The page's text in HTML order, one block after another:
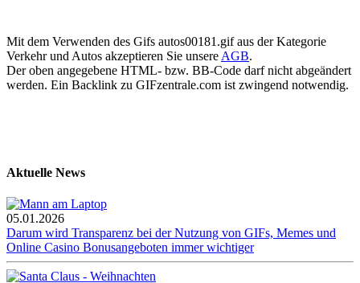
Mit dem Verwenden des Gifs autos00181.gif aus der Kategorie
Verkehr und Autos akzeptieren Sie unsere AGB.
Der oben angegebene HTML- bzw. BB-Code darf nicht abgeändert
werden. Ein Backlink zu GIFzentrale.com ist zwingend notwendig.
Aktuelle News
05.01.2026
Darum wird Transparenz bei der Nutzung von GIFs, Memes und
Online Casino Bonusangeboten immer wichtiger